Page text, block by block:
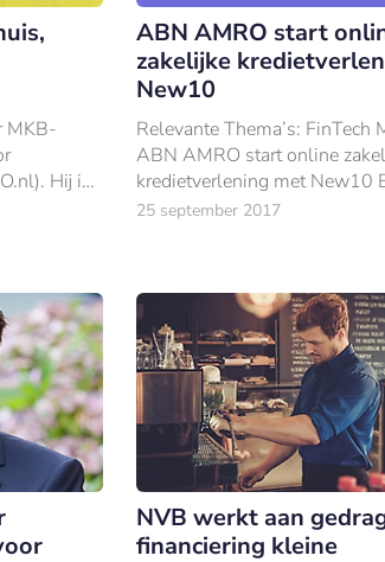
MKB-
Hij is
veel meer
ABN AMRO start
zakelijke
New10
Relevante Thema’s: FinTech
ABN AMRO start online
kredietverlening met New10
kunnen beloftevolle
25 september 2017
NVB werkt aan
financiering kleine